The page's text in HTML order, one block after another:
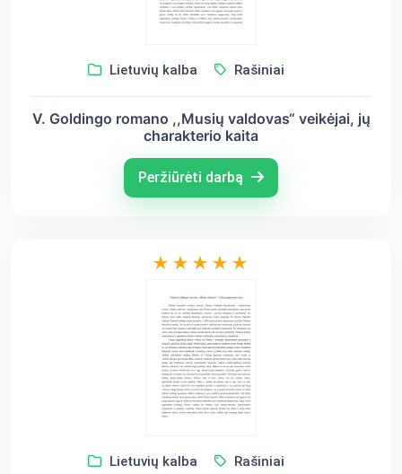
Lietuvių kalba Rašiniai
V. Goldingo romano ,,Musių valdovas“ veikėjai, jų
charakterio kaita
Peržiūrėti darbą
Lietuvių kalba Rašiniai